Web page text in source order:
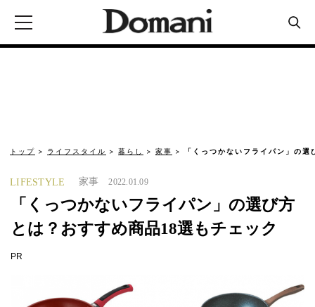
トップ ライフスタイル 暮らし 家事 「くっつかないフライパン」の
LIFESTYLE 家事 2022.01.09
「くっつかないフライパン」の選び方
とは？おすすめ商品18選もチェック
PR